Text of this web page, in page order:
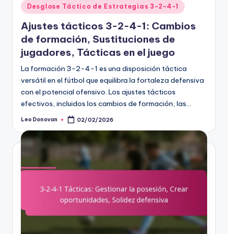
Posted
in
Desglose Táctico de Estrategias 3-2-4-1
Ajustes tácticos 3-2-4-1: Cambios
de formación, Sustituciones de
jugadores, Tácticas en el juego
La formación 3-2-4-1 es una disposición táctica
versátil en el fútbol que equilibra la fortaleza defensiva
con el potencial ofensivo. Los ajustes tácticos
efectivos, incluidos los cambios de formación, las…
Posted
Leo Donovan 02/02/2026